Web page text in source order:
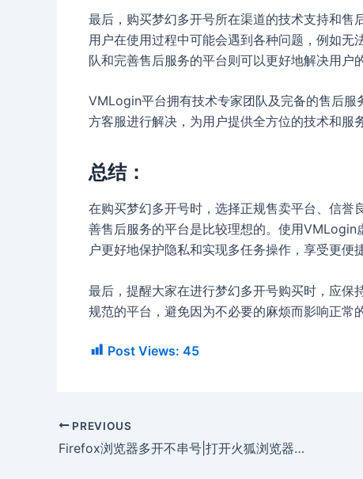
最后，购买梦幻多开号所在渠道的技术支持和售
用户在使用过程中可能会遇到各种问题，例如
队和完善售后服务的平台则可以更好地解决用户
VMLogin平台拥有技术专家团队及完备的售后
方客服进行解决，为用户提供全方位的技术和服
总结：
在购买梦幻多开号时，选择正规售卖平台、信
善售后服务的平台是比较理想的。使用
户更好地保护隐私和实现多任务操作，享受更便
最后，提醒大家在进行梦幻多开号购买时，应保
规范的平台，避免因为不必要的麻烦而影响正常
Post Views: 45
PREVIOUS
Firefox浏览器多开不串号|打开火狐浏览器时弹出两个网页